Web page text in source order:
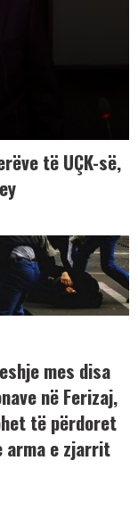
të UÇK-së,
mes disa
në Ferizaj,
të përdoret
arma e zjarrit